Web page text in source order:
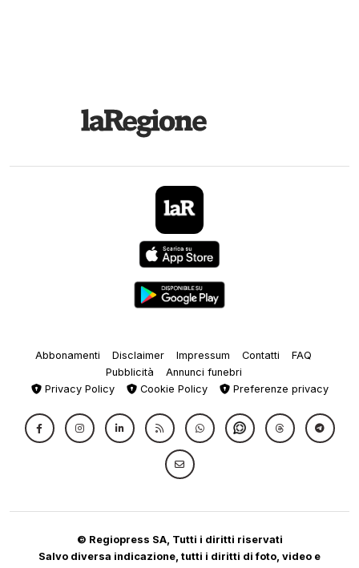
Abbonamenti Disclaimer Impressum Contatti
FAQ
Pubblicità
Annunci funebri
Privacy Policy
Cookie Policy Preferenze privacy
© Regiopress SA, Tutti i diritti riservati
Salvo diversa indicazione, tutti i diritti di foto, video e